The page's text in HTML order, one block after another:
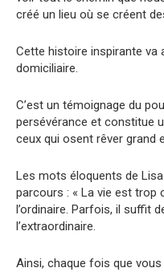
créé un lieu où se créent
Cette histoire inspirante va
domiciliaire.
C’est un témoignage du
persévérance et constitue
ceux qui osent rêver grand
Les mots éloquents de
parcours : « La vie est trop
l’ordinaire. Parfois, il suffit
l’extraordinaire.
Ainsi, chaque fois que